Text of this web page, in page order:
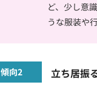
ど、少し意
うな服装や
傾向2 立ち居振